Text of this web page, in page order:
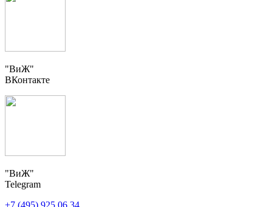
"ВиЖ"
ВКонтакте
"ВиЖ"
Telegram